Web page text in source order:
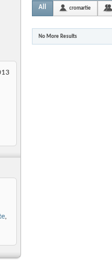
,
All cromartie
No More Results